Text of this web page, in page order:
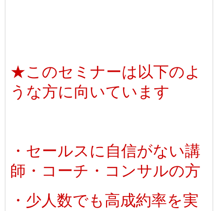
★このセミナーは以下のよ
うな方に向いています
・セールスに自信がない講
師・コーチ・コンサルの方
・少人数でも高成約率を実